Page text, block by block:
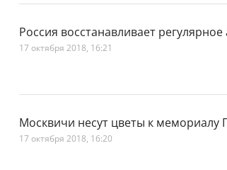
Россия восстанавливает
17 октября 2018, 16:21
Москвичи несут цветы к мемориалу
17 октября 2018, 16:20